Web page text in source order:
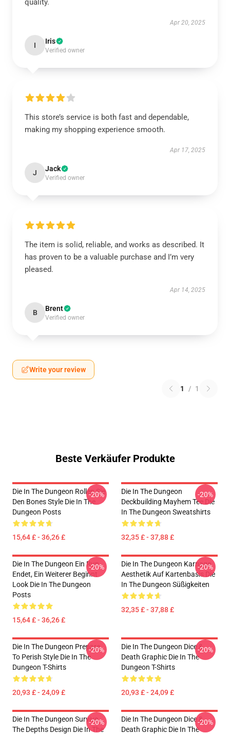
quality.
Apr 20, 2025
I Iris
Verified owner
This store’s service is both fast and dependable,
making my shopping experience smooth.
Apr 17, 2025
J Jack
Verified owner
The item is solid, reliable, and works as described. It
has proven to be a valuable purchase and I’m very
pleased.
Apr 14, 2025
B Brent
Verified owner
Write your review
1 / 1
Beste Verkäufer Produkte
Die In The Dungeon Rollen Sie
Den Bones Style Die In The
Dungeon Posts
15,64 £ - 36,26 £
-20%
Die In The Dungeon
Deckbuilding Mayhem Tee Die
In The Dungeon Sweatshirts
32,35 £ - 37,88 £
-20%
Die In The Dungeon Ein Run
Endet, Ein Weiterer Beginnt
Look Die In The Dungeon
Posts
15,64 £ - 36,26 £
-20%
Die In The Dungeon Karnage
Aesthetik Auf Kartenbasis Die
In The Dungeon Süßigkeiten
32,35 £ - 37,88 £
-20%
Die In The Dungeon Prepare
To Perish Style Die In The
Dungeon T-Shirts
20,93 £ - 24,09 £
-20%
Die In The Dungeon Dice &
Death Graphic Die In The
Dungeon T-Shirts
20,93 £ - 24,09 £
-20%
Die In The Dungeon Survive
The Depths Design Die In The
-20%
Die In The Dungeon Dice &
Death Graphic Die In The
-20%